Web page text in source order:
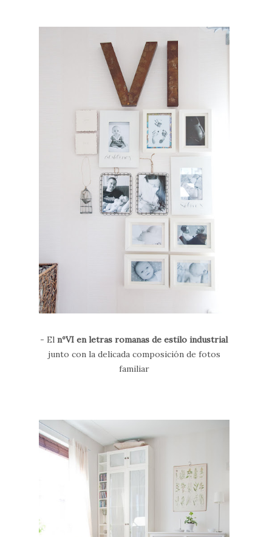
- ElnºVI en letras romanas de estilo industrial
junto con la delicada composición de fotos
familiar